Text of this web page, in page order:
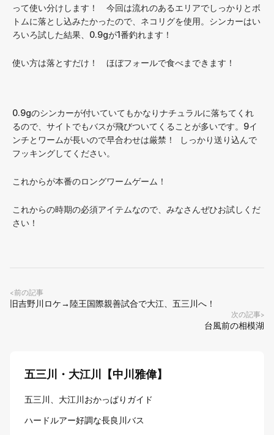
って使い分けします！ 今回は流れのあるエリアでしっかりとボ
トムに落とし込みたかったので、ネコリグを使用。シンカーはい
ろいろ試した結果、0.9gが1番釣れます！
使い方は落とすだけ！ ほぼフォールで食べまできます！
0.9gのシンカーが付いていてもかなりナチュラルに落ちてくれ
るので、サイトでもバスが飛びついてくることが多いです。9イ
ンチとワームが長いので早合わせは厳禁！ しっかり送り込んで
フッキングしてください。
これからが本番のロングワームゲーム！
これからの時期の必須アイテムなので、みなさんぜひお試しくだ
さい！
<前の記事
旧吉野川ロケ→陸王国際親善試合で大江、五三川へ！
次の記事>
台風前の相模湖
五三川・大江川【中川雅偉】
五三川、大江川おかっぱりガイド
ハードルアー好調な長良川バス